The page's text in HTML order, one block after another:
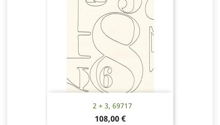
2 + 3, 69717
Hinta
108,00 €